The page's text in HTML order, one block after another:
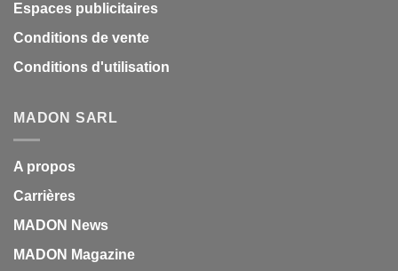
Espaces publicitaires
Conditions de vente
Conditions d'utilisation
MADON SARL
A propos
Carrières
MADON News
MADON Magazine